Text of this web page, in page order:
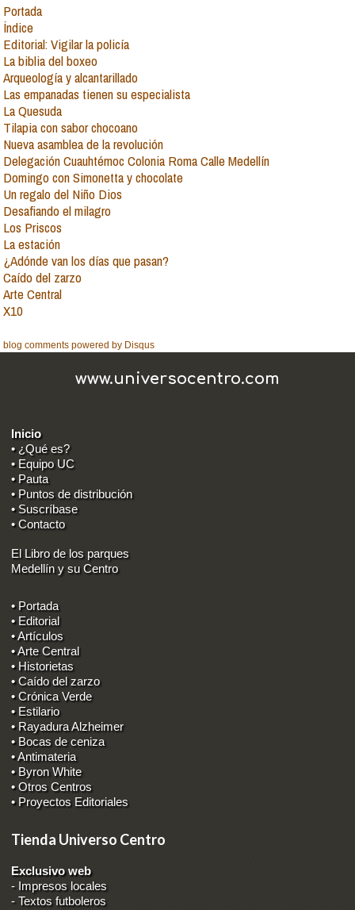
Portada
Índice
Editorial: Vigilar la policía
La biblia del boxeo
Arqueología y alcantarillado
Las empanadas tienen su especialista
La Quesuda
Tilapia con sabor chocoano
Nueva asamblea de la revolución
Delegación Cuauhtémoc Colonia Roma Calle Medellín
Domingo con Simonetta y chocolate
Un regalo del Niño Dios
Desafiando el milagro
Los Priscos
La estación
¿Adónde van los días que pasan?
Caído del zarzo
Arte Central
X10
blog comments powered by Disqus
www.universocentro.com
Inicio
• ¿Qué es?
• Equipo UC
• Pauta
• Puntos de distribución
• Suscríbase
• Contacto
El Libro de los parques
Medellín y su Centro
• Portada
• Editorial
• Artículos
• Arte Central
• Historietas
• Caído del zarzo
• Crónica Verde
• Estilario
• Rayadura Alzheimer
• Bocas de ceniza
• Antimateria
• Byron White
• Otros Centros
• Proyectos Editoriales
Tienda Universo Centro
Exclusivo web
- Impresos locales
-Textos futboleros